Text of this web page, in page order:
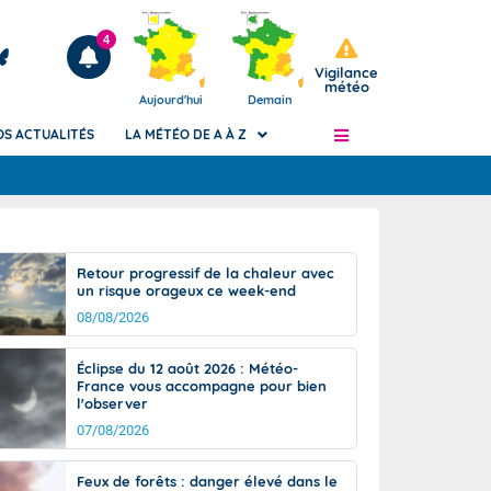
Articles
4
Aujourd'hui Demain
Vigilance
météo
de
Phénomènes dangereux de J+2 à J+7
Avertissement pluies intenses à l'échelle
des communes (Apic)
Bulletins Marine
Bulletins d'estimation du risque
d'avalanche
Météo des forêts
Vigicrues
ACTUALITÉS LA MÉTÉO DE A À Z
Retour progressif de la chaleur avec
un risque orageux ce week-end
08/08/2026
Éclipse du 12 août 2026 : Météo-
France vous accompagne pour bien
l'observer
07/08/2026
Feux de forêts : danger élevé dans le